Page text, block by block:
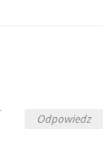
Odpowiedz